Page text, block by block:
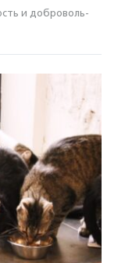
и доброволь­